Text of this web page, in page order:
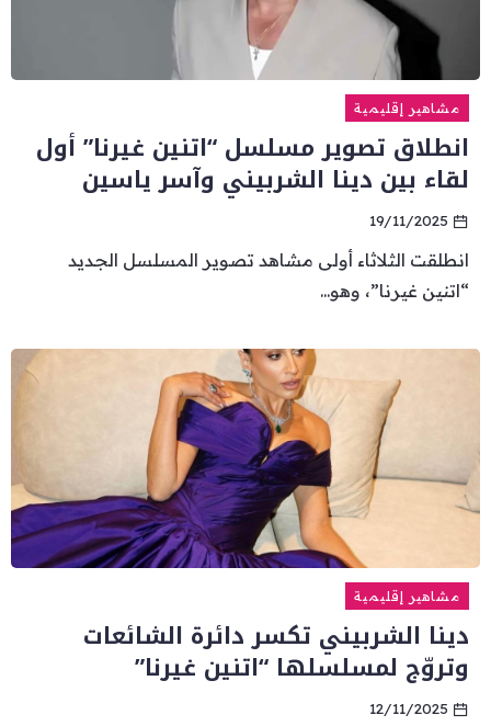
مشاهير إقليمية
انطلاق تصوير مسلسل “اتنين غيرنا” أول
لقاء بين دينا الشربيني وآسر ياسين
19/11/2025
انطلقت الثلاثاء أولى مشاهد تصوير المسلسل الجديد
“اتنين غيرنا”، وهو...
مشاهير إقليمية
دينا الشربيني تكسر دائرة الشائعات
وتروّج لمسلسلها “اتنين غيرنا”
12/11/2025